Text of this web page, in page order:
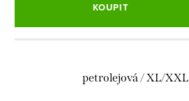
KOUPIT
petrolejová / XL/XXL